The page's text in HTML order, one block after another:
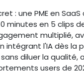
: une PME en
minutes en 5 clips
multiplié,
intégrant l'IA dès la
diluer la qualité,
users de